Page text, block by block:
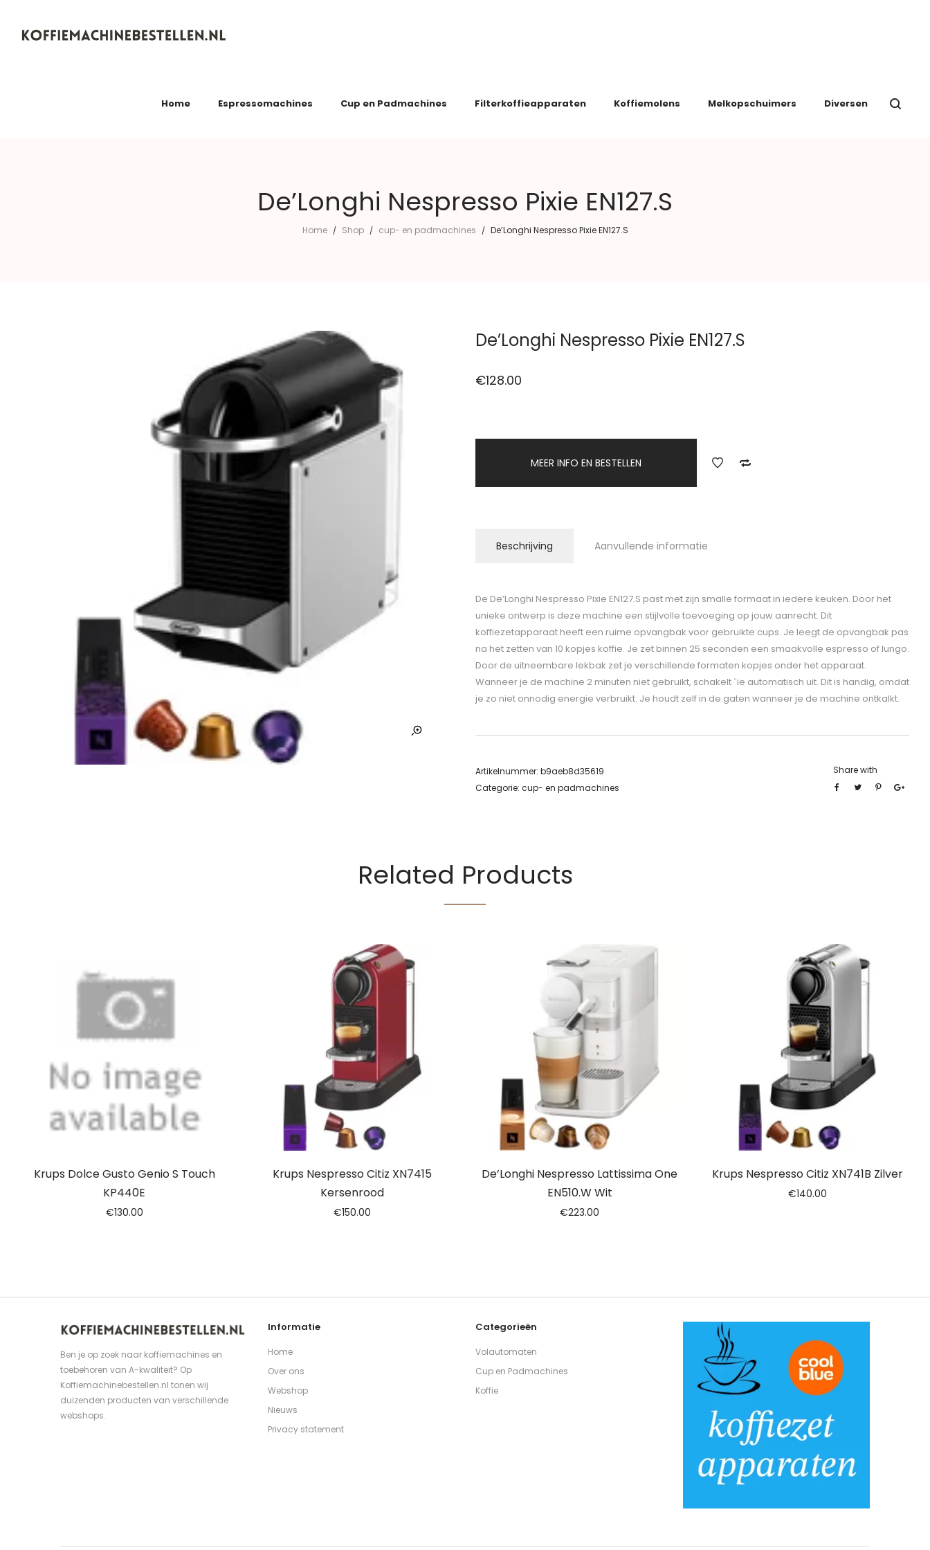
Home Espressomachines Cup en Padmachines Filterkoffieapparaten Koffiemolens Melkopschuimers Diversen
De’Longhi Nespresso Pixie EN127.S
Home / Shop / cup- en padmachines / De’Longhi Nespresso Pixie EN127.S
De’Longhi Nespresso Pixie EN127.S
€128.00
MEER INFO EN BESTELLEN
Beschrijving Aanvullende informatie
De De’Longhi Nespresso Pixie EN127.S past met zijn smalle formaat in iedere keuken. Door het
unieke ontwerp is deze machine een stijlvolle toevoeging op jouw aanrecht. Dit
koffiezetapparaat heeft een ruime opvangbak voor gebruikte cups. Je leegt de opvangbak pas
na het zetten van 10 kopjes koffie. Je zet binnen 25 seconden een smaakvolle espresso of lungo.
Door de uitneembare lekbak zet je verschillende formaten kopjes onder het apparaat.
Wanneer je de machine 2 minuten niet gebruikt, schakelt `ie automatisch uit. Dit is handig, omdat
je zo niet onnodig energie verbruikt. Je houdt zelf in de gaten wanneer je de machine ontkalkt.
Artikelnummer: b9aeb8d35619
Categorie: cup- en padmachines
Share with
Related Products
Krups Dolce Gusto Genio S Touch
KP440E
€130.00
Krups Nespresso Citiz XN7415
Kersenrood
€150.00
De’Longhi Nespresso Lattissima One
EN510.W Wit
€223.00
Krups Nespresso Citiz XN741B Zilver
€140.00
Ben je op zoek naar koffiemachines en
toebehoren van A-kwaliteit? Op
Koffiemachinebestellen.nl tonen wij
duizenden producten van verschillende
webshops.
Informatie
Home
Over ons
Webshop
Nieuws
Privacy statement
Categorieën
Volautomaten
Cup en Padmachines
Koffie